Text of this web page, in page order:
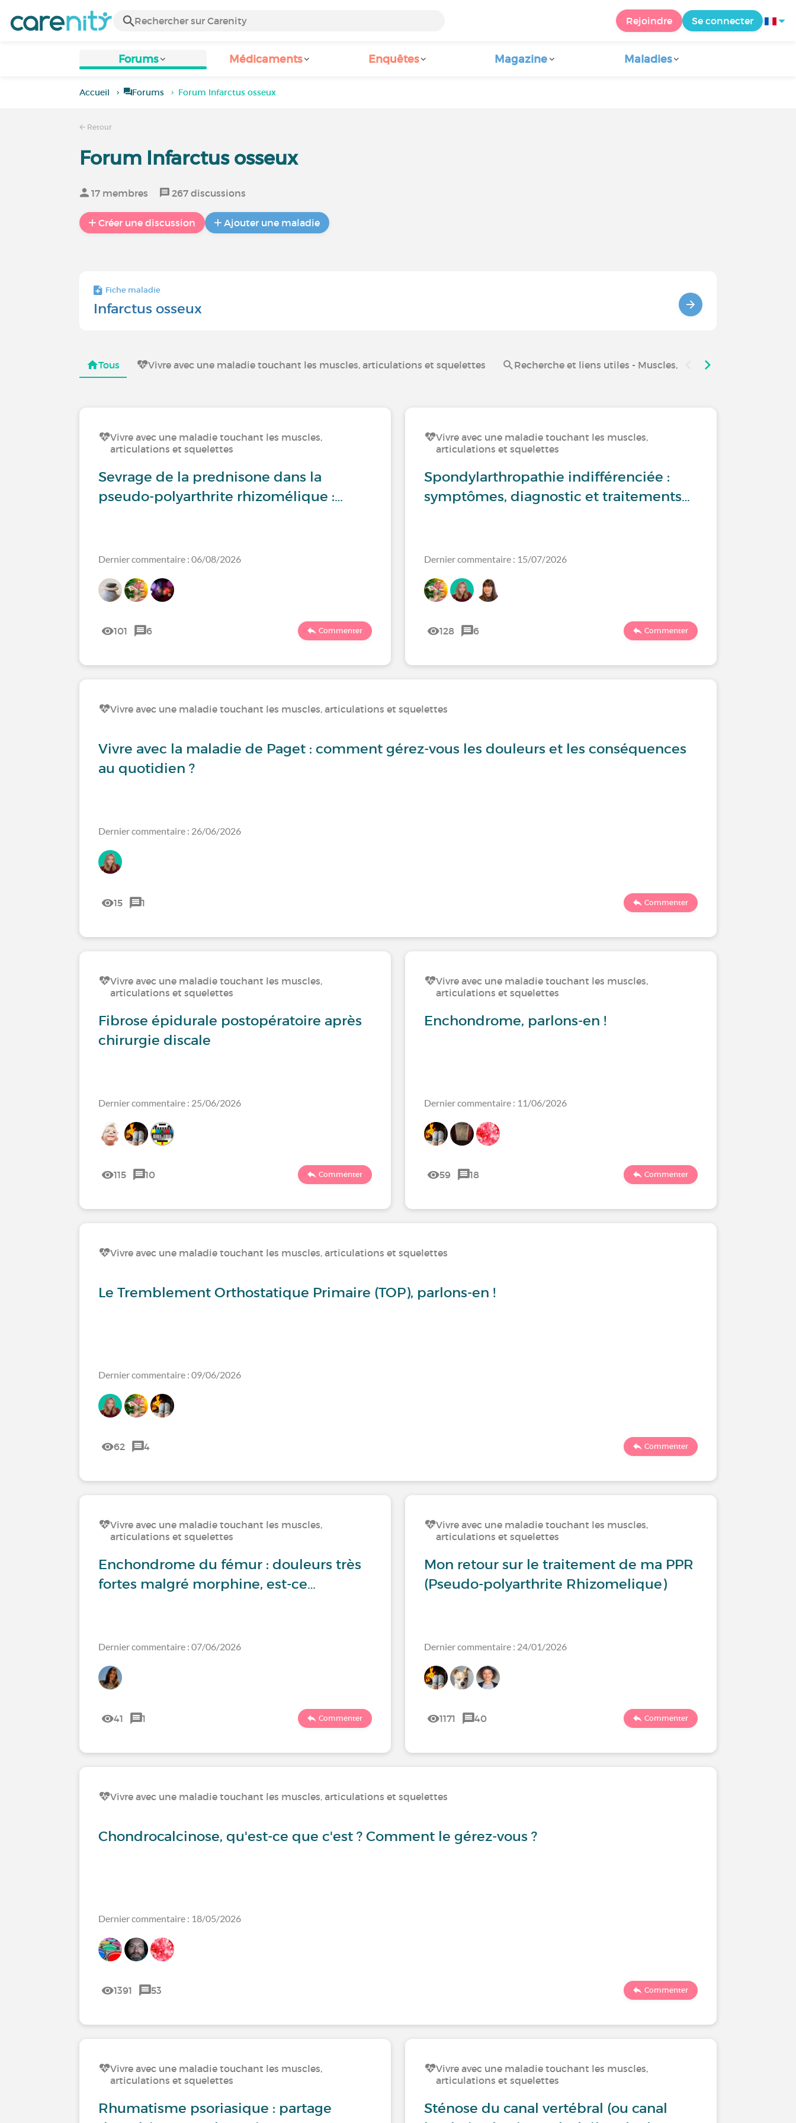
Rejoindre Se connecter
Forums Médicaments Enquêtes Magazine Maladies
Accueil Forums Forum Infarctus osseux
Retour
Forum Infarctus osseux
17 membres 267 discussions
Créer une discussion Ajouter une maladie
Fiche maladie
Infarctus osseux
Tous Vivre avec une maladie touchant les muscles, articulations et squelettes Recherche et liens utiles - Muscles, Articulations et
Vivre avec une maladie touchant les muscles,
articulations et squelettes
Sevrage de la prednisone dans la
pseudo-polyarthrite rhizomélique :…
Dernier commentaire : 06/08/2026
101 6 Commenter
Vivre avec une maladie touchant les muscles,
articulations et squelettes
Spondylarthropathie indifférenciée :
symptômes, diagnostic et traitements…
Dernier commentaire : 15/07/2026
128 6 Commenter
Vivre avec une maladie touchant les muscles, articulations et squelettes
Vivre avec la maladie de Paget : comment gérez-vous les douleurs et les conséquences
au quotidien ?
Dernier commentaire : 26/06/2026
15 1 Commenter
Vivre avec une maladie touchant les muscles,
articulations et squelettes
Fibrose épidurale postopératoire après
chirurgie discale
Dernier commentaire : 25/06/2026
115 10 Commenter
Vivre avec une maladie touchant les muscles,
articulations et squelettes
Enchondrome, parlons-en !
Dernier commentaire : 11/06/2026
59 18 Commenter
Vivre avec une maladie touchant les muscles, articulations et squelettes
Le Tremblement Orthostatique Primaire (TOP), parlons-en !
Dernier commentaire : 09/06/2026
62 4 Commenter
Vivre avec une maladie touchant les muscles,
articulations et squelettes
Enchondrome du fémur : douleurs très
fortes malgré morphine, est-ce…
Dernier commentaire : 07/06/2026
41 1 Commenter
Vivre avec une maladie touchant les muscles,
articulations et squelettes
Mon retour sur le traitement de ma PPR
(Pseudo-polyarthrite Rhizomelique)
Dernier commentaire : 24/01/2026
1171 40 Commenter
Vivre avec une maladie touchant les muscles, articulations et squelettes
Chondrocalcinose, qu'est-ce que c'est ? Comment le gérez-vous ?
Dernier commentaire : 18/05/2026
1391 53 Commenter
Vivre avec une maladie touchant les muscles,
articulations et squelettes
Rhumatisme psoriasique : partage
Vivre avec une maladie touchant les muscles,
articulations et squelettes
Sténose du canal vertébral (ou canal